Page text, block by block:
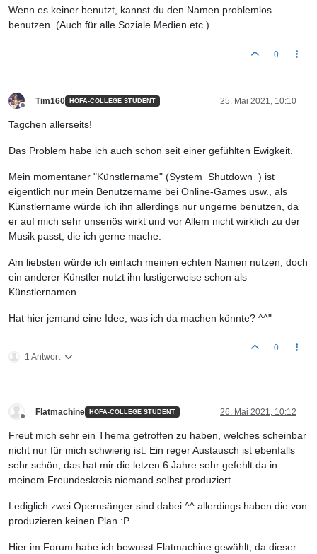
Wenn es keiner benutzt, kannst du den Namen problemlos
benutzen. (Auch für alle Soziale Medien etc.)
0
Tim160 HOFA-COLLEGE STUDENT 25. Mai 2021, 10:10
Tagchen allerseits!
Das Problem habe ich auch schon seit einer gefühlten Ewigkeit.
Mein momentaner "Künstlername" (System_Shutdown_) ist
eigentlich nur mein Benutzername bei Online-Games usw., als
Künstlername würde ich ihn allerdings nur ungerne benutzen, da
er auf mich sehr unseriös wirkt und vor Allem nicht wirklich zu der
Musik passt, die ich gerne mache.
Am liebsten würde ich einfach meinen echten Namen nutzen, doch
ein anderer Künstler nutzt ihn lustigerweise schon als
Künstlernamen.
Hat hier jemand eine Idee, was ich da machen könnte? ^^"
1 Antwort
0
Flatmachine HOFA-COLLEGE STUDENT 26. Mai 2021, 10:12
Freut mich sehr ein Thema getroffen zu haben, welches scheinbar
nicht nur für mich schwierig ist. Ein reger Austausch ist ebenfalls
sehr schön, das hat mir die letzen 6 Jahre sehr gefehlt da in
meinem Freundeskreis niemand selbst produziert.
Lediglich zwei Opernsänger sind dabei ^^ allerdings haben die von
produzieren keinen Plan :P
Hier im Forum habe ich bewusst Flatmachine gewählt, da dieser